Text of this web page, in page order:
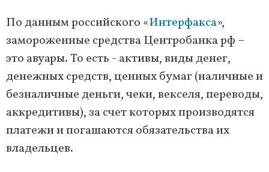
По данным российского «Интерфакса»,
замороженные средства Центробанка рф –
это авуары. То есть - активы, виды денег,
денежных средств, ценных бумаг (наличные и
безналичные деньги, чеки, векселя, переводы,
аккредитивы), за счет которых производятся
платежи и погашаются обязательства их
владельцев.